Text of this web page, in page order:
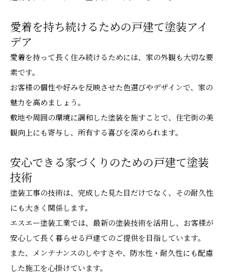
愛着を持ち続けるための戸建て塗装アイ
デア
愛着を持って長く住み続けるためには、家の外観も大切な要
素です。
お客様の個性や好みを反映させた色選びやデザインで、家の
魅力を高めましょう。
敷地や周囲の環境に調和した塗装を施すことで、住宅街の美
観向上にも寄与し、所有する喜びを深められます。
安心できる家づくりのための戸建て塗装
技術
塗装工事の技術は、完成した見た目だけでなく、その耐久性
にも大きく関係します。
エスエー塗装工業では、最新の塗装技術を活用し、お客様が
安心して長く暮らせる戸建てのご提供を目指しています。
また、メンテナンスのしやすさや、防水性・耐久性にも配慮
した施工を心掛けています。